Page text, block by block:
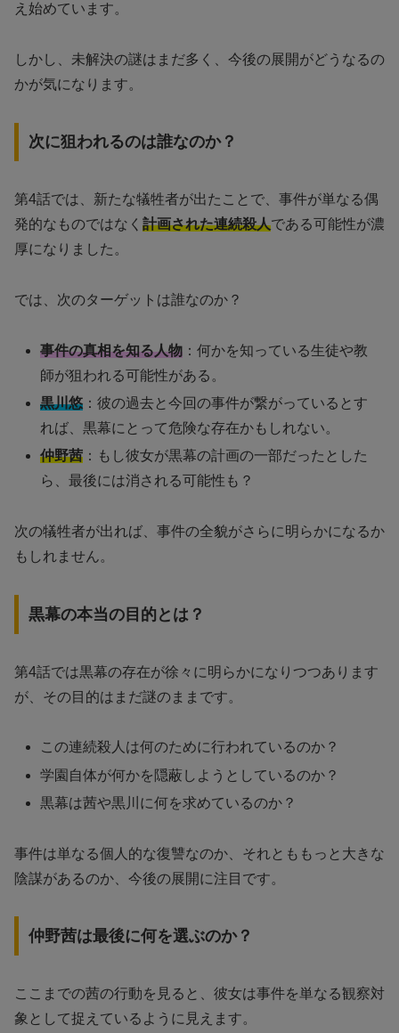
え始めています。
しかし、未解決の謎はまだ多く、今後の展開がどうなるの
かが気になります。
次に狙われるのは誰なのか？
第4話では、新たな犠牲者が出たことで、事件が単なる偶
発的なものではなく 計画された連続殺人である可能性が濃
厚になりました。
では、次のターゲットは誰なのか？
事件の真相を知る人物 ：何かを知っている生徒や教
師が狙われる可能性がある。
黒川悠 ：彼の過去と今回の事件が繋がっているとす
れば、黒幕にとって危険な存在かもしれない。
仲野茜 ：もし彼女が黒幕の計画の一部だったとした
ら、最後には消される可能性も？
次の犠牲者が出れば、事件の全貌がさらに明らかになるか
もしれません。
黒幕の本当の目的とは？
第4話では黒幕の存在が徐々に明らかになりつつあります
が、その目的はまだ謎のままです。
この連続殺人は何のために行われているのか？
学園自体が何かを隠蔽しようとしているのか？
黒幕は茜や黒川に何を求めているのか？
事件は単なる個人的な復讐なのか、それとももっと大きな
陰謀があるのか、今後の展開に注目です。
仲野茜は最後に何を選ぶのか？
ここまでの茜の行動を見ると、彼女は事件を単なる観察対
象として捉えているように見えます。